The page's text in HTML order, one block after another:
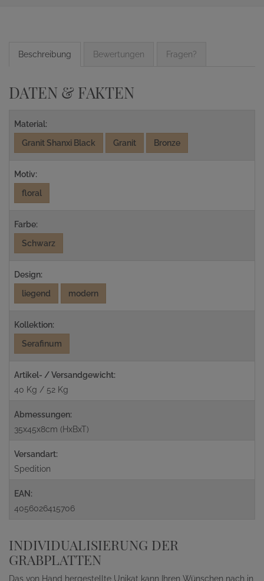
Beschreibung Bewertungen Fragen?
DATEN & FAKTEN
Material:
Granit Shanxi Black
Granit Bronze
Motiv:
floral
Farbe:
Schwarz
Design:
liegend
modern
Kollektion:
Serafinum
Artikel- / Versandgewicht:
40 Kg / 52 Kg
Abmessungen:
35x45x8cm (HxBxT)
Versandart:
Spedition
EAN:
4056026415706
INDIVIDUALISIERUNG DER
GRABPLATTEN
Das von Hand hergestellte Unikat kann Ihren Wünschen nach in